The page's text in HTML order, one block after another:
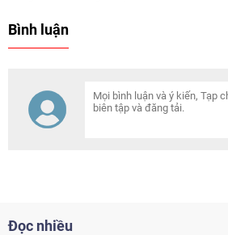
Myanmar. Quyết định này nhằm
lao động nước ngoài.
Bình luận
Đọc nhiều